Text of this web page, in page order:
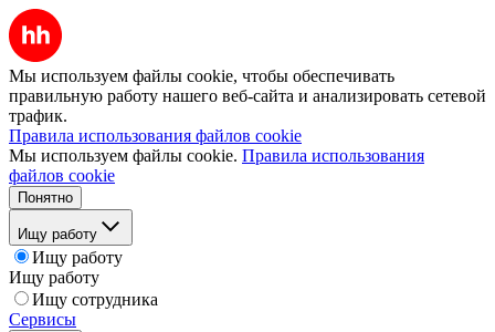
Мы используем файлы cookie, чтобы обеспечивать
правильную работу нашего веб-сайта и анализировать сетевой
трафик.
Правила использования файлов cookie
Мы используем файлы cookie. Правила использования
файлов cookie
Понятно
Ищу работу
Ищу работу
Ищу работу
Ищу сотрудника
Сервисы